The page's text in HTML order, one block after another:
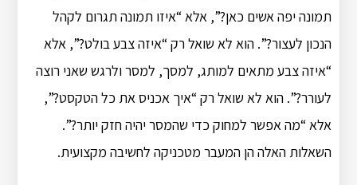
תמונה יפה אשים כאן?”, אלא “איזו תמונה תגרום לקהל
הנכון לעצור?”. הוא לא שואל רק “איזה צבע בולט?”, אלא
“איזה צבע מתאים למותג, למסך, למסר ולרגש שאני רוצה
לעורר?”. הוא לא שואל רק “איך אכניס את כל הטקסט?”,
אלא “מה אפשר למחוק כדי שהמסר יהיה חזק יותר?”.
השאלות האלה הן המעבר מטכניקה לחשיבה מקצועית.